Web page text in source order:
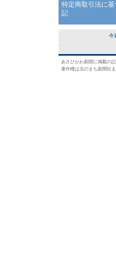
特定商取引法に基
記
今
あさひかわ新聞に掲載の
著作権は北のまち新聞社